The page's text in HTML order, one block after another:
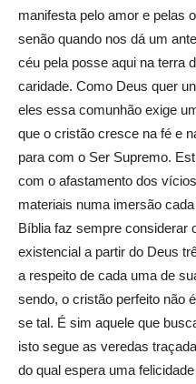
manifesta pelo amor e pelas
senão quando nos dá um
céu pela posse aqui na terra
caridade. Como Deus quer
eles essa comunhão exige
que o cristão cresce na fé e
para com o Ser Supremo.
com o afastamento dos
materiais numa imersão
Bíblia faz sempre considerar
existencial a partir do Deus
a respeito de cada uma de
sendo, o cristão perfeito não
se tal. É sim aquele que
isto segue as veredas
do qual espera uma